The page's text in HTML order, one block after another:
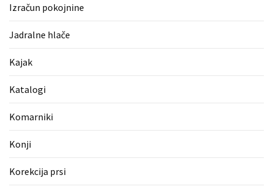
pokojnine
blazine
(1)
Fitnes
(1)
Vodovod
Izračun pokojnine
Jadralne hlače
Kajak
Katalogi
Komarniki
Konji
Korekcija prsi